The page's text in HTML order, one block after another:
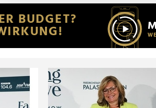
Website an unsere Partner für soziale
möglicherweise mit weiteren Daten
der Dienste gesammelt haben.